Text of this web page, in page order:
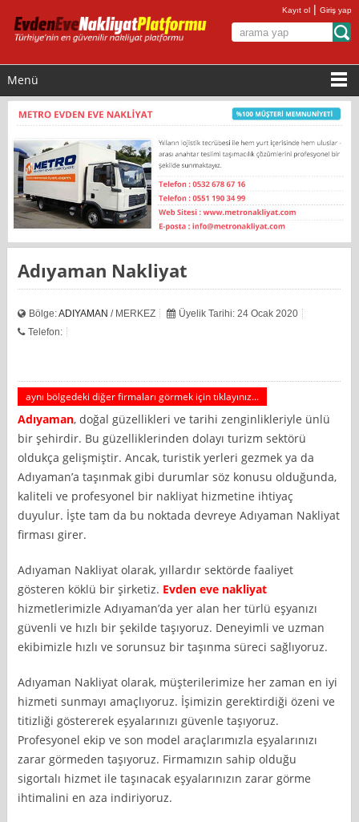
Kayıt ol |Giriş yap
Menü
Adıyaman Nakliyat
Bölge:ADIYAMAN / MERKEZ
Üyelik Tarihi: 24 Ocak 2020
Telefon:
aynı bölgedeki diğer firmaları görmek için tıklayınız...
Adıyaman, doğal güzellikleri ve tarihi zenginlikleriyle ünlü
bir şehirdir. Bu güzelliklerinden dolayı turizm sektörü
oldukça gelişmiştir. Ancak, turistik yerleri gezmek ya da
Adıyaman’a taşınmak gibi durumlar söz konusu olduğunda,
kaliteli ve profesyonel bir nakliyat hizmetine ihtiyaç
duyulur. İşte tam da bu noktada devreye Adıyaman Nakliyat
firması girer.
Adıyaman Nakliyat olarak, yıllardır sektörde faaliyet
gösteren köklü bir şirketiz. Evden eve nakliyat
hizmetlerimizle Adıyaman’da yer alan her türlü eşyanızı
güvenli ve hızlı bir şekilde taşıyoruz. Deneyimli ve uzman
ekibimizle hızlı ve sorunsuz bir taşınma süreci sağlıyoruz.
Adıyaman Nakliyat olarak, müşterilerimize her zaman en iyi
hizmeti sunmayı amaçlıyoruz. İşimizin gerektirdiği özeni ve
titizliği göstererek eşyalarınızı güvenle taşıyoruz.
Profesyonel ekip ve son model araçlarımızla eşyalarınızı
zarar görmeden taşıyoruz. Firmamızın sahip olduğu
sigortalı hizmet ile taşınacak eşyalarınızın zarar görme
ihtimalini en aza indiriyoruz.